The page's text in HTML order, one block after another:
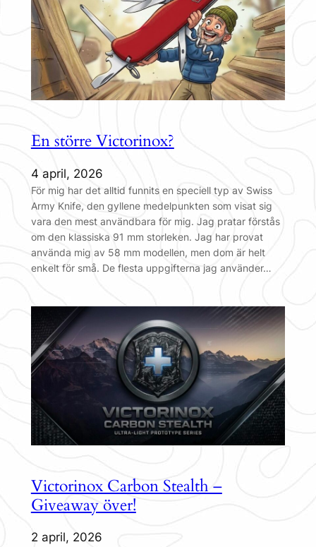
En större Victorinox?
4 april, 2026
För mig har det alltid funnits en speciell typ av Swiss
Army Knife, den gyllene medelpunkten som visat sig
vara den mest användbara för mig. Jag pratar förstås
om den klassiska 91 mm storleken. Jag har provat
använda mig av 58 mm modellen, men dom är helt
enkelt för små. De flesta uppgifterna jag använder…
Victorinox Carbon Stealth –
Giveaway över!
2 april, 2026